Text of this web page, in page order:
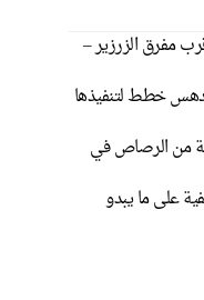
مفرق الزرزير –
دهس خطط لتنفيذها
من الرصاص في
على ما يبدو